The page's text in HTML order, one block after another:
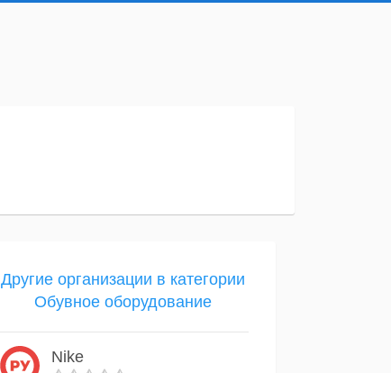
Другие организации в категории
Обувное оборудование
Nike